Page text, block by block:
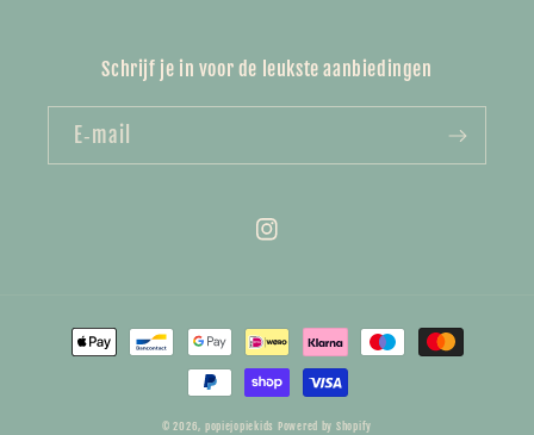
Schrijf je in voor de leukste aanbiedingen
E‑mail
Instagram
Betaalmethoden
© 2026, popiejopiekids Powered by Shopify